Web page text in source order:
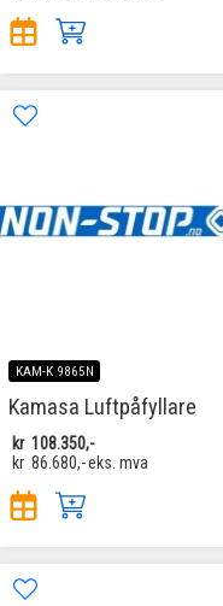
KAM-K 9865N
Kamasa Luftpåfyllare
kr 108.350,-
kr 86.680,-eks. mva